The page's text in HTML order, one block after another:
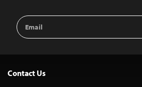
Email
Address
Contact Us